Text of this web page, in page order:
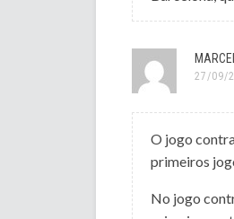
27/09/
O jogo
primeiros
No jogo